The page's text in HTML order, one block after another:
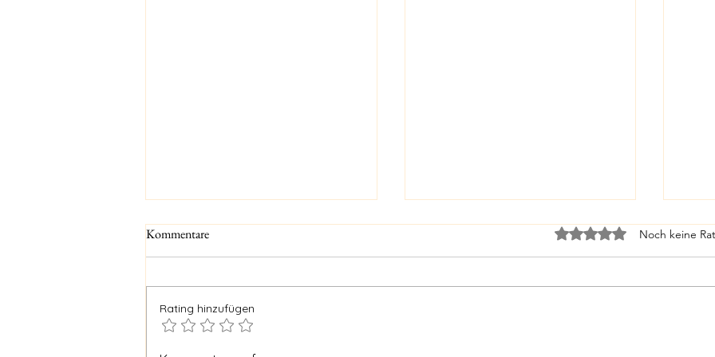
Kommentare Mit 0 von 5 Sternen
Noch keine
Rating hinzufügen